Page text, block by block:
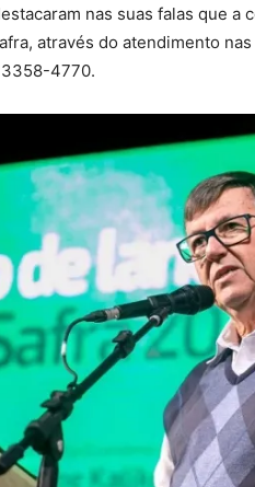
nas suas falas que a
através do atendimento
3358-4770.